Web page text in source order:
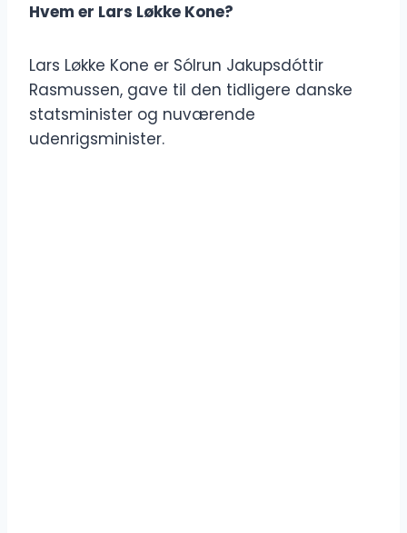
Hvem er Lars Løkke Kone?
Lars Løkke Kone er Sólrun Jakupsdóttir
Rasmussen, gave til den tidligere danske
statsminister og nuværende
udenrigsminister.